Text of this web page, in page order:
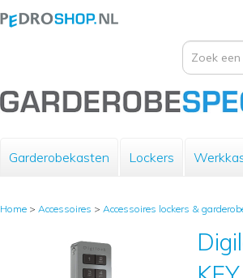
Garderobekasten Lockers
Home > Accessoires > Accessoires lockers &